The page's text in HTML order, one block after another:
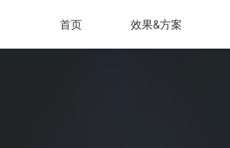
首页 效果&方案